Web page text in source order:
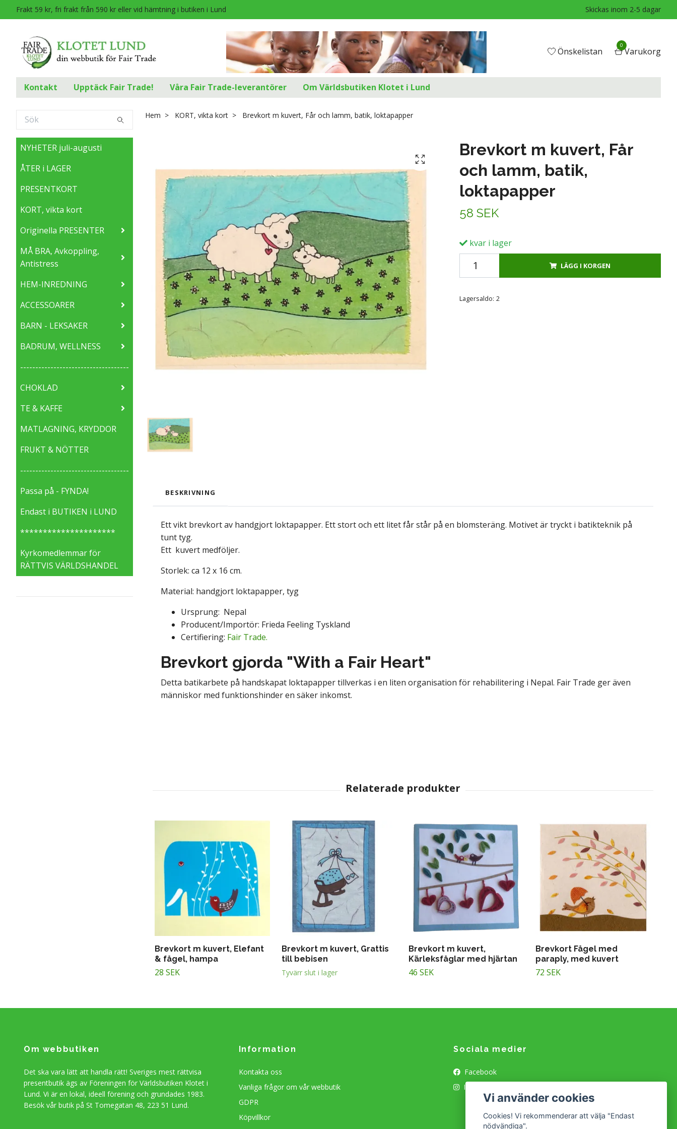
Frakt 59 kr, fri frakt från 590 kr eller vid hämtning i butiken i Lund Skickas inom 2-5 dagar
Önskelistan
0
Varukorg
Kontakt Upptäck Fair Trade! Våra Fair Trade-leverantörer Om Världsbutiken Klotet i Lund
NYHETER juli-augusti
ÅTER i LAGER
PRESENTKORT
KORT, vikta kort
Originella PRESENTER
MÅ BRA, Avkoppling,
Antistress
HEM-INREDNING
ACCESSOARER
BARN - LEKSAKER
BADRUM, WELLNESS
------------------------------------
CHOKLAD
TE & KAFFE
MATLAGNING, KRYDDOR
FRUKT & NÖTTER
------------------------------------
Passa på - FYNDA!
Endast i BUTIKEN i LUND
*********************
Kyrkomedlemmar för
RÄTTVIS VÄRLDSHANDEL
Hem KORT, vikta kort Brevkort m kuvert, Får och lamm, batik, loktapapper
Brevkort m kuvert, Får
och lamm, batik,
loktapapper
58 SEK
kvar i lager
LÄGG I KORGEN
Lagersaldo: 2
BESKRIVNING
Ett vikt brevkort av handgjort loktapapper. Ett stort och ett litet får står på en blomsteräng. Motivet är tryckt i batikteknik på
tunt tyg.
Ett kuvert medföljer.
Storlek: ca 12 x 16 cm.
Material: handgjort loktapapper, tyg
Ursprung: Nepal
Producent/Importör: Frieda Feeling Tyskland
Certifiering: Fair Trade.
Brevkort gjorda "With a Fair Heart"
Detta batikarbete på handskapat loktapapper tillverkas i en liten organisation för rehabilitering i Nepal. Fair Trade ger även
människor med funktionshinder en säker inkomst.
Brevkort m kuvert, Elefant
& fågel, hampa
28 SEK
Brevkort m kuvert, Grattis
till bebisen
Tyvärr slut i lager
Brevkort m kuvert,
Kärleksfåglar med hjärtan
46 SEK
Brevkort Fågel med
paraply, med kuvert
72 SEK
Om webbutiken
Det ska vara lätt att handla rätt! Sveriges mest rättvisa
presentbutik ägs av Föreningen för Världsbutiken Klotet i
Lund. Vi är en lokal, ideell förening och grundades 1983.
Besök vår butik på St Tomegatan 48, 223 51 Lund.
Information
Kontakta oss
Vanliga frågor om vår webbutik
GDPR
Köpvillkor
Sociala medier
Facebook
Instagram
Vi använder cookies
Cookies! Vi rekommenderar att välja "Endast
nödvändiga".